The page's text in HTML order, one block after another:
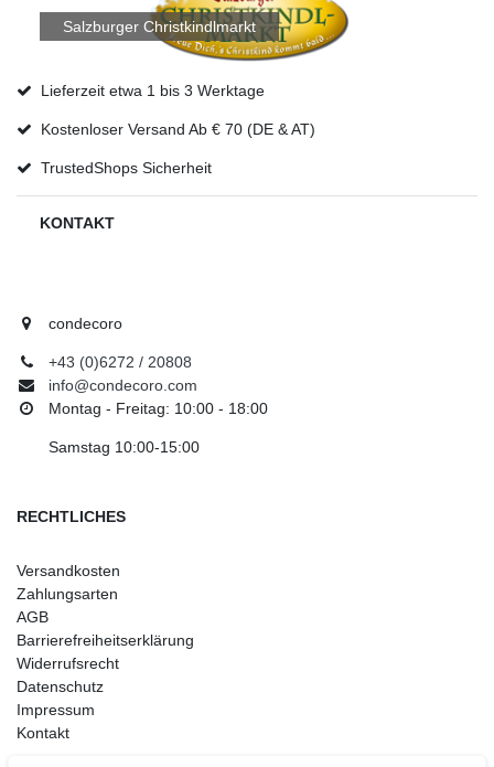
Salzburger Christkindlmarkt
Lieferzeit etwa 1 bis 3 Werktage
Kostenloser Versand Ab € 70 (DE & AT)
TrustedShops Sicherheit
KONTAKT
condecoro
+43 (0)6272 / 20808
info@condecoro.com
Montag - Freitag: 10:00 - 18:00
Samstag 10:00-15:00
RECHTLICHES
Versandkosten
Zahlungsarten
AGB
Barrierefreiheitserklärung
Widerrufsrecht
Datenschutz
Impressum
Kontakt